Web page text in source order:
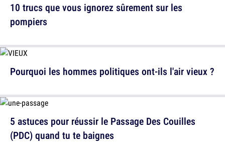
10 trucs que vous ignorez sûrement sur les
pompiers
5 astuces pour réussir le Passage Des Couilles
(PDC) quand tu te baignes
Pourquoi les hommes politiques ont-ils l'air vieux ?